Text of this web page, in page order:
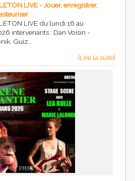
LIVE - Jouer, enregistrer,
LIVE du lundi 16 au
intervenants : Dan Voisin -
Guiz…
[Lire la suite]